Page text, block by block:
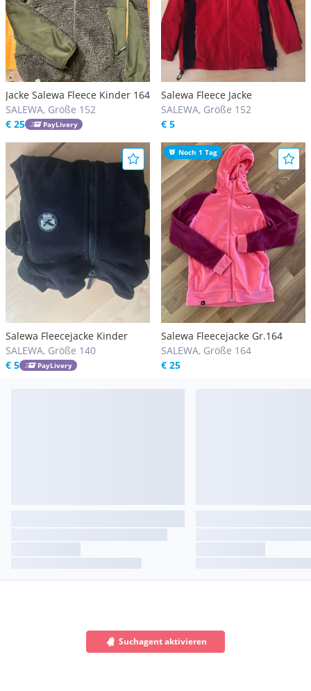
Jacke Salewa Fleece Kinder 164
SALEWA, Größe 152
€ 25
PayLivery
Salewa Fleece Jacke
SALEWA, Größe 152
€ 5
Salewa Fleecejacke Kinder
SALEWA, Größe 140
€ 5
PayLivery
Noch 1 Tag
Salewa Fleecejacke Gr.164
SALEWA, Größe 164
€ 25
Suchagent aktivieren